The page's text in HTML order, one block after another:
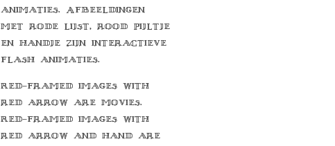
animaties. Afbeeldingen
met rode lijst, rood pijltje
en handje zijn interactieve
flash animaties.
Red-framed images with
red arrow are movies.
Red-framed images with
red arrow and hand are